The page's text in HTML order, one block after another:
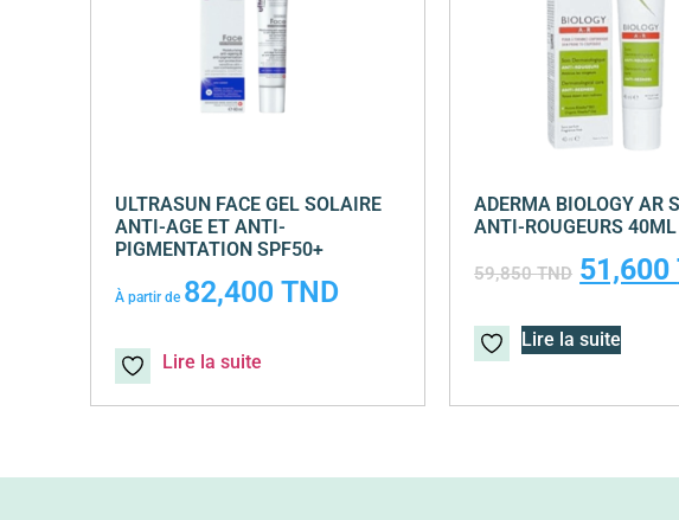
ADERMA BIOLOGY AR
ANTI-ROUGEURS 40ML
59,850TND 51,600
Lire la suite
ULTRASUN FACE GEL SOLAIRE
ANTI-AGE ET ANTI-
PIGMENTATION SPF50+
À partir de 82,400TND
Lire la suite